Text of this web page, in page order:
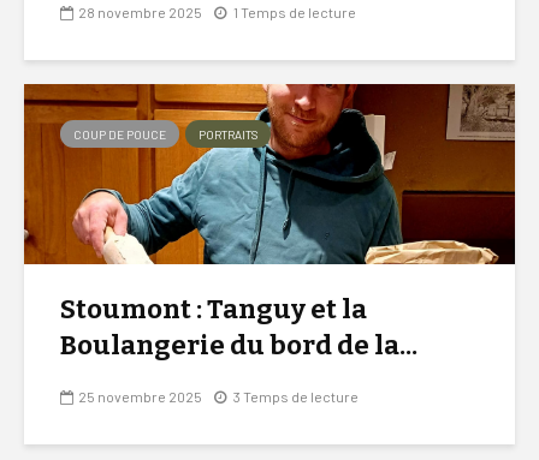
28 novembre 2025 1 Temps de lecture
COUP DE POUCE PORTRAITS
Stoumont : Tanguy et la
Boulangerie du bord de la...
25 novembre 2025 3 Temps de lecture